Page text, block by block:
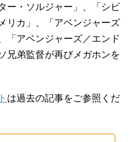
ー・ソルジャー」、「シビ
リカ」、「アベンジャーズ
「アベンジャーズ／エンド
兄弟監督が再びメガホンを
は過去の記事をご参照くだ